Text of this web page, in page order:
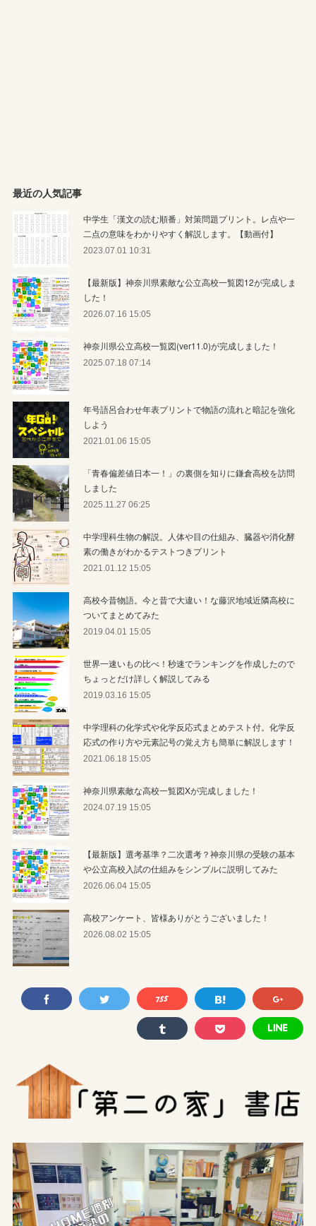
最近の人気記事
中学生「漢文の読む順番」対策問題プリント。レ点や一
二点の意味をわかりやすく解説します。【動画付】
2023.07.01 10:31
【最新版】神奈川県素敵な公立高校一覧図12が完成しま
した！
2026.07.16 15:05
神奈川県公立高校一覧図(ver11.0)が完成しました！
2025.07.18 07:14
年号語呂合わせ年表プリントで物語の流れと暗記を強化
しよう
2021.01.06 15:05
「青春偏差値日本一！」の裏側を知りに鎌倉高校を訪問
しました
2025.11.27 06:25
中学理科生物の解説。人体や目の仕組み、臓器や消化酵
素の働きがわかるテストつきプリント
2021.01.12 15:05
高校今昔物語。今と昔で大違い！な藤沢地域近隣高校に
ついてまとめてみた
2019.04.01 15:05
世界一速いもの比べ！秒速でランキングを作成したので
ちょっとだけ詳しく解説してみる
2019.03.16 15:05
中学理科の化学式や化学反応式まとめテスト付。化学反
応式の作り方や元素記号の覚え方も簡単に解説します！
2021.06.18 15:05
神奈川県素敵な高校一覧図Xが完成しました！
2024.07.19 15:05
【最新版】選考基準？二次選考？神奈川県の受験の基本
や公立高校入試の仕組みをシンプルに説明してみた
2026.06.04 15:05
高校アンケート、皆様ありがとうございました！
2026.08.02 15:05